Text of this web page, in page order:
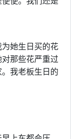
她生日买的花
那些花严重过
我老板生日的